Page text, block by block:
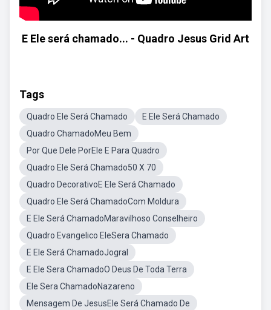
E Ele será chamado... - Quadro Jesus Grid Art
Tags
Quadro Ele Será Chamado
E Ele Será Chamado
Quadro ChamadoMeu Bem
Por Que Dele PorEle E Para Quadro
Quadro Ele Será Chamado50 X 70
Quadro DecorativoE Ele Será Chamado
Quadro Ele Será ChamadoCom Moldura
E Ele Será ChamadoMaravilhoso Conselheiro
Quadro Evangelico EleSera Chamado
E Ele Será ChamadoJogral
E Ele Sera ChamadoO Deus De Toda Terra
Ele Sera ChamadoNazareno
Mensagem De JesusEle Será Chamado De